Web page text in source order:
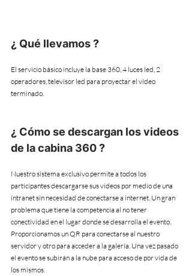
¿ Qué llevamos ?
El servicio básico incluye la base 360, 4 luces led, 2
operadores, televisor led para proyectar el video
terminado.
¿ Cómo se descargan los videos
de la cabina 360 ?
Nuestro sistema exclusivo permite a todos los
participantes descargarse sus videos por medio de una
intranet sin necesidad de conectarse a internet. Un gran
problema que tiene la competencia al no tener
conectividad en el lugar donde se desarrolla el evento.
Proporcionamos un QR para conectarse al nuestro
servidor y otro para acceder a la galería. Una vez pasado
el evento se subirán a la nube para acceso de por vida de
los mismos.